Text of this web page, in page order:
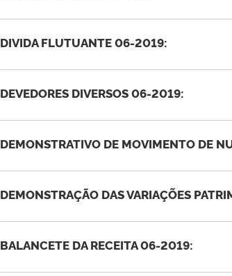
DIVIDA FLUTUANTE 06-2019:
DEVEDORES DIVERSOS 06-2019:
DEMONSTRATIVO DE MOVIMENTO DE
DEMONSTRAÇÃO DAS VARIAÇÕES
BALANCETE DA RECEITA 06-2019: